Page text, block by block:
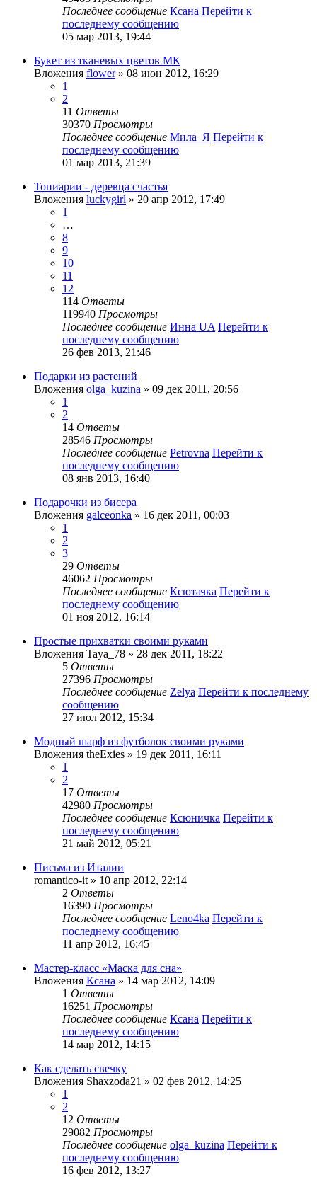
Последнее сообщение Ксана Перейти к
последнему сообщению
05 мар 2013, 19:44
Букет из тканевых цветов МК
Вложения flower» 08 июн 2012, 16:29
1
2
11 Ответы
30370 Просмотры
Последнее сообщение Мила_Я Перейти к
последнему сообщению
01 мар 2013, 21:39
Топиарии - деревца счастья
Вложения luckygirl » 20 апр 2012, 17:49
1
…
8
9
10
11
12
114 Ответы
119940 Просмотры
Последнее сообщение Инна UA Перейти к
последнему сообщению
26 фев 2013, 21:46
Подарки из растений
Вложения olga_kuzina » 09 дек 2011, 20:56
1
2
14 Ответы
28546 Просмотры
Последнее сообщение Petrovna Перейти к
последнему сообщению
08 янв 2013, 16:40
Подарочки из бисера
Вложения galceonka » 16 дек 2011, 00:03
1
2
3
29 Ответы
46062 Просмотры
Последнее сообщение Ксютачка Перейти к
последнему сообщению
01 ноя 2012, 16:14
Простые прихватки своими руками
Вложения Taya_78 » 28 дек 2011, 18:22
5 Ответы
27396 Просмотры
Последнее сообщение Zelya Перейти к последнему
сообщению
27 июл 2012, 15:34
Модный шарф из футболок своими руками
Вложения theExies » 19 дек 2011, 16:11
1
2
17 Ответы
42980 Просмотры
Последнее сообщение Ксюничка Перейти к
последнему сообщению
21 май 2012, 05:21
Письма из Италии
romantico-it » 10 апр 2012, 22:14
2 Ответы
16390 Просмотры
Последнее сообщение Leno4ka Перейти к
последнему сообщению
11 апр 2012, 16:45
Мастер-класс «Маска для сна»
Вложения Ксана » 14 мар 2012, 14:09
1 Ответы
16251 Просмотры
Последнее сообщение Ксана Перейти к
последнему сообщению
14 мар 2012, 14:15
Как сделать свечку
Вложения Shaxzoda21 » 02 фев 2012, 14:25
1
2
12 Ответы
29082 Просмотры
Последнее сообщение olga_kuzina Перейти к
последнему сообщению
16 фев 2012, 13:27